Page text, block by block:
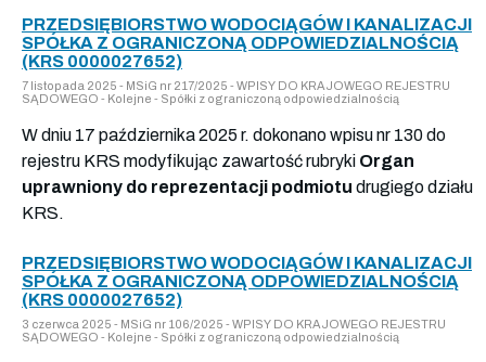
PRZEDSIĘBIORSTWO WODOCIĄGÓW I KANALIZACJI
SPÓŁKA Z OGRANICZONĄ ODPOWIEDZIALNOŚCIĄ
(KRS 0000027652)
7 listopada 2025 - MSiG nr 217/2025 - WPISY DO KRAJOWEGO REJESTRU
SĄDOWEGO - Kolejne - Spółki z ograniczoną odpowiedzialnością
W dniu 17 października 2025 r. dokonano wpisu nr 130 do
rejestru KRS modyfikując zawartość rubryki Organ
uprawniony do reprezentacji podmiotu drugiego działu
KRS.
PRZEDSIĘBIORSTWO WODOCIĄGÓW I KANALIZACJI
SPÓŁKA Z OGRANICZONĄ ODPOWIEDZIALNOŚCIĄ
(KRS 0000027652)
3 czerwca 2025 - MSiG nr 106/2025 - WPISY DO KRAJOWEGO REJESTRU
SĄDOWEGO - Kolejne - Spółki z ograniczoną odpowiedzialnością